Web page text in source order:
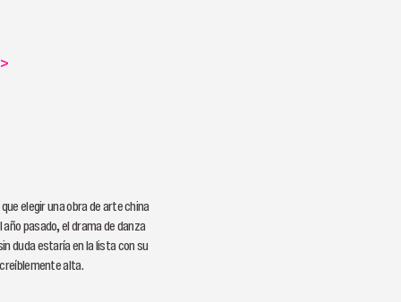
>
elegir una obra de arte china
pasado, el drama de danza
duda estaría en la lista con su
alta.